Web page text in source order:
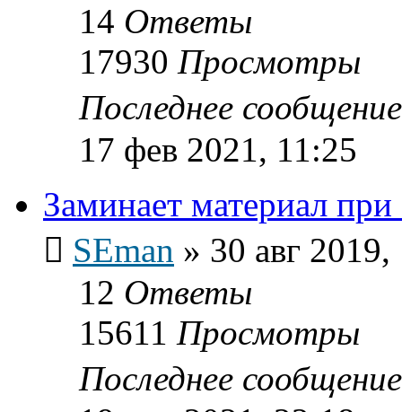
14 Ответы
17930 Просмотры
Последнее
17 фев 2021, 11:25
Заминает материал при
SEman » 30 авг
12 Ответы
15611 Просмотры
Последнее